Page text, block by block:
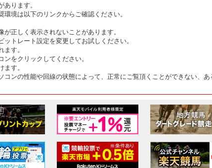
あります。
境は以下のリンクからご確認ください。
正しく表示されないことがあります。
トレート設定を変更してお試しください。
ます。
ンをクリックしてください。
ます。
コンの性能や回線の状態によって、正常にご覧頂くことができない、